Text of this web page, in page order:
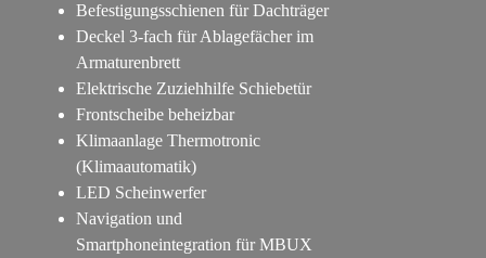
Befestigungsschienen für Dachträger
Deckel 3-fach für Ablagefächer im
Armaturenbrett
Elektrische Zuziehhilfe Schiebetür
Frontscheibe beheizbar
Klimaanlage Thermotronic
(Klimaautomatik)
LED Scheinwerfer
Navigation und
Smartphoneintegration für MBUX